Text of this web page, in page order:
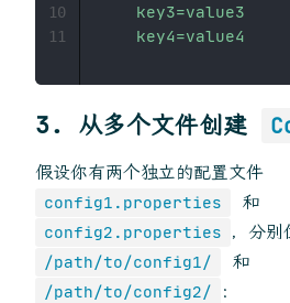
    key3=value3
    key4=value4
10
11
3. 从多个文件创建
假设你有两个独立的配置文件
config1.properties 和
config2.properties ，分别
/path/to/config1/ 和
/path/to/config2/ ：